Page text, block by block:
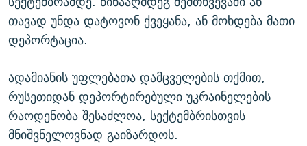
თავად უნდა დატოვონ ქვეყანა, ან მოხდება მათი
დეპორტაცია.
ადამიანის უფლებათა დამცველების თქმით,
რუსეთიდან დეპორტირებული უკრაინელების
რაოდენობა შესაძლოა, სექტემბრისთვის
მნიშვნელოვნად გაიზარდოს.